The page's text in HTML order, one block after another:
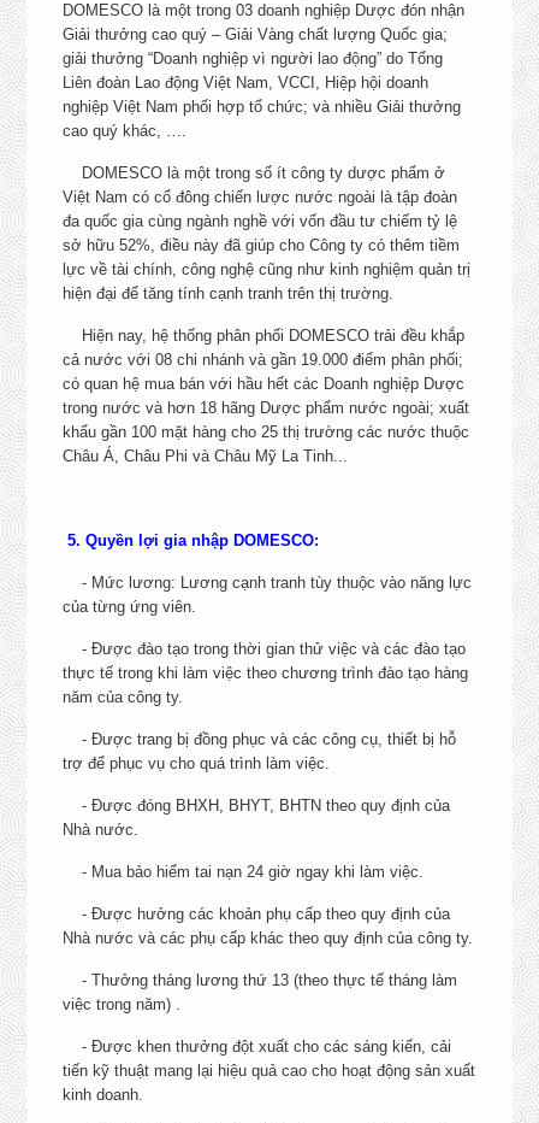
DOMESCO là một trong 03 doanh nghiệp Dược đón nhận
Giải thưởng cao quý – Giải Vàng chất lượng Quốc gia;
giải thưởng “Doanh nghiệp vì người lao động” do Tổng
Liên đoàn Lao động Việt Nam, VCCI, Hiệp hội doanh
nghiệp Việt Nam phối hợp tổ chức; và nhiều Giải thưởng
cao quý khác, ….
DOMESCO là một trong số ít công ty dược phẩm ở
Việt Nam có cổ đông chiến lược nước ngoài là tập đoàn
đa quốc gia cùng ngành nghề với vốn đầu tư chiếm tỷ lệ
sở hữu 52%, điều này đã giúp cho Công ty có thêm tiềm
lực về tài chính, công nghệ cũng như kinh nghiệm quản trị
hiện đại để tăng tính cạnh tranh trên thị trường.
Hiện nay, hệ thống phân phối DOMESCO trải đều khắp
cả nước với 08 chi nhánh và gần 19.000 điểm phân phối;
có quan hệ mua bán với hầu hết các Doanh nghiệp Dược
trong nước và hơn 18 hãng Dược phẩm nước ngoài; xuất
khẩu gần 100 mặt hàng cho 25 thị trường các nước thuộc
Châu Á, Châu Phi và Châu Mỹ La Tinh...
5. Quyền lợi gia nhập DOMESCO:
- Mức lương: Lương cạnh tranh tùy thuộc vào năng lực
của từng ứng viên.
- Được đào tạo trong thời gian thử việc và các đào tạo
thực tế trong khi làm việc theo chương trình đào tạo hàng
năm của công ty.
- Được trang bị đồng phục và các công cụ, thiết bị hỗ
trợ để phục vụ cho quá trình làm việc.
- Được đóng BHXH, BHYT, BHTN theo quy định của
Nhà nước.
- Mua bảo hiểm tai nạn 24 giờ ngay khi làm việc.
- Được hưởng các khoản phụ cấp theo quy định của
Nhà nước và các phụ cấp khác theo quy định của công ty.
- Thưởng tháng lương thứ 13 (theo thực tế tháng làm
việc trong năm) .
- Được khen thưởng đột xuất cho các sáng kiến, cải
tiến kỹ thuật mang lại hiệu quả cao cho hoạt động sản xuất
kinh doanh.
TRÌNH DƯỢC VIÊN ETC
KÊNH PHÒNG KHÁM –
PHÒNG MẠCH – BỆNH VIỆN
TƯ
CHI TIẾT
+ Bắc Giang, Thanh Hóa,
Nguyên, Hải Phòng,
Bình, Hà Nội
+ Long An, TP. HCM
+ Khánh Hòa, Lâm Đồng,
Lai, Ninh Thuận, Kon
Phú Yên
+ Nghệ An, Hà Tĩnh,
Bình, Quảng Trị, Thừa
Huế, Đà Nẵng, Quảng
Quảng Ngãi, Bình Định
+ Bình Phước, Bình
NHÂN VIÊN VẬN HÀNH XE
NÂNG
CHI TIẾT
KCN Tân Tạo, Quận
Tân, TP. HCM
NHÂN VIÊN TÀI XẾ
KCN Tân Tạo, Quận
NHÂN VIÊN TỰ ĐỘNG HÓA
CHI TIẾT
TP. Cao Lãnh, Đồng
EXECUTIVE (PE) – PHÒNG
MARKETING
CHI TIẾT
37, Thành Thái, Quận
Chí Minh
+ Hồ Chí Minh: Quận 7,
Môn, Củ Chi, Tân Bình,
Vấp, Nhà Bè, 10, 11, 1,
Cần Giờ, Thủ Đức,
+ Tây Ninh
+ Kiên Giang, Sóc Trăng,
Giang, Bạc Liêu, Cà
+ Bà Rịa-Vũng Tàu:
Đức, Xuyên Mộc
+ Bình Thuận: Hàm
Bắc, Bắc Bình, Tuy
+ Đồng Nai: Long
+ Bình Dương: Tân Uyên,